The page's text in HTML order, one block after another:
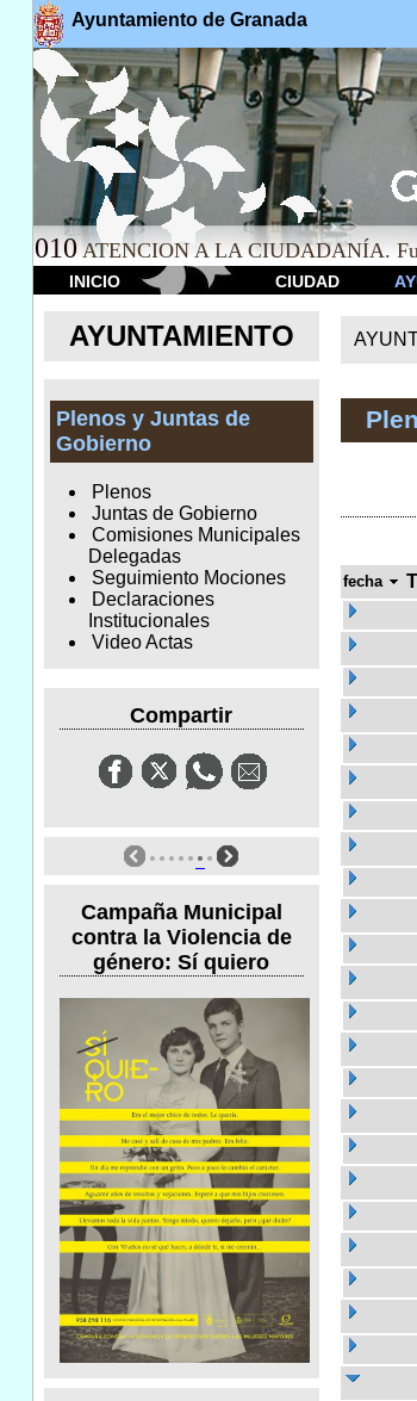
Ayuntamiento de Granada
010 ATENCION A LA CIUDADANÍA.
INICIO CIUDAD
AYUNTAMIENTO
Plenos y Juntas de
Gobierno
Plenos
Juntas de Gobierno
Comisiones Municipales
Delegadas
Seguimiento Mociones
Declaraciones
Institucionales
Video Actas
Compartir
Campaña Municipal
contra la Violencia de
género: Sí quiero
fecha